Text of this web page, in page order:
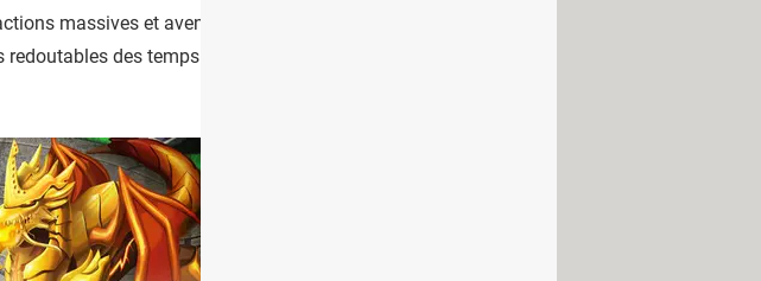
massives et aventures épiques. Le
des temps anciens. Il sera à la tête d'un royaume